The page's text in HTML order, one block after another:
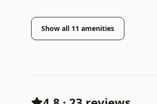
Show all 11 amenities